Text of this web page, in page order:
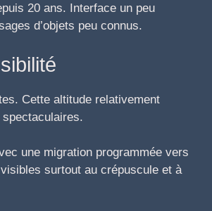
20 ans. Interface un peu
d’objets peu connus.
Cette altitude relativement
une migration programmée vers
surtout au crépuscule et à